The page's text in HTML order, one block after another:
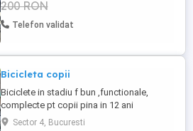
200 RON
Telefon validat
Bicicleta copii
Biciclete in stadiu f bun ,functionale,
complecte pt copii pina in 12 ani
Sector 4, Bucuresti